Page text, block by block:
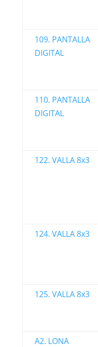
109. PANTALLA
DIGITAL
110. PANTALLA
DIGITAL
122. VALLA 8x3
124. VALLA 8x3
125. VALLA 8x3
A2. LONA